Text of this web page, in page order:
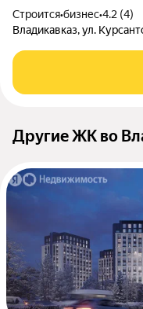
Строится•бизнес•4.2 (4)
Владикавказ, ул.
Другие ЖК во